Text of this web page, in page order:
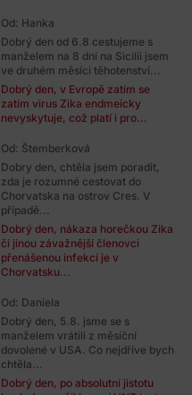
Od: Hanka
Dobrý den od 6.8 cestujeme s
manželem na 8 dní na Sicilii jsem
ve druhém měsíci těhotenství...
Dobrý den, v Evropě zatím se
zatím virus Zika endmeicky
nevyskytuje, což platí i pro...
Od: Štemberková
Dobry den, chtěla jsem poradit,
zda je rozumné cestovat do
Chorvatska na ostrov Cres. V
případě...
Dobrý den, nákaza horečkou Zika
či jinou závažnější členovci
přenášenou infekcí je v
Chorvatsku...
Od: Daniela
Dobrý den, 5.8. jsme se s
manželem vrátili z měsíční
dovolené v USA. Co nejdříve bych
chtěla...
Dobrý den, po absolutní jistotu